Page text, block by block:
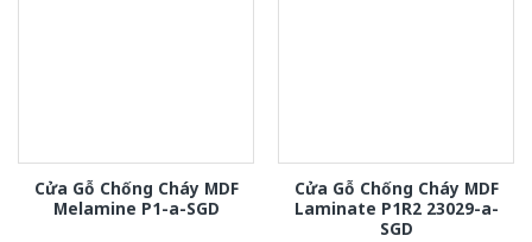
Cửa Gỗ Chống Cháy MDF
Melamine P1-a-SGD
Cửa Gỗ Chống Cháy MDF
Laminate P1R2 23029-a-
SGD